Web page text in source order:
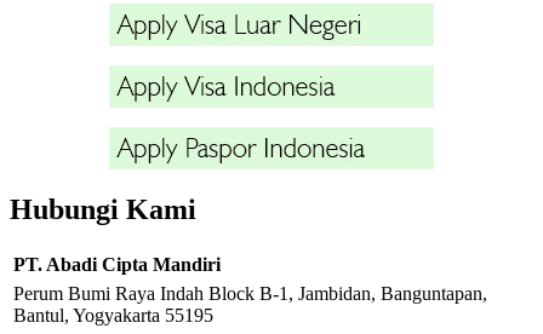
Hubungi Kami
PT. Abadi Cipta Mandiri
Perum Bumi Raya Indah Block B-1, Jambidan, Banguntapan,
Bantul, Yogyakarta 55195